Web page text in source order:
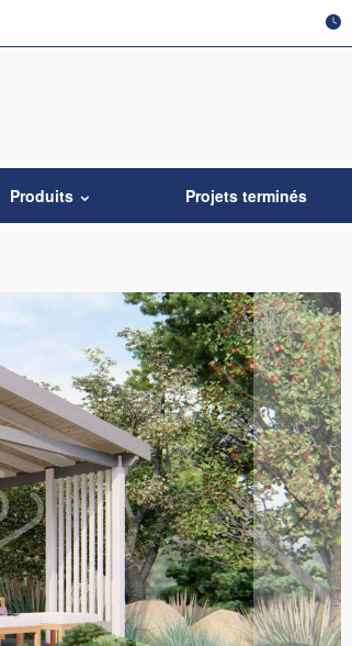
Produits Projets terminés